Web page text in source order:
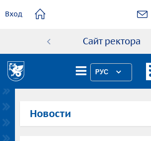
содержанию
Вход
Сайт ректора
РУС
Новости